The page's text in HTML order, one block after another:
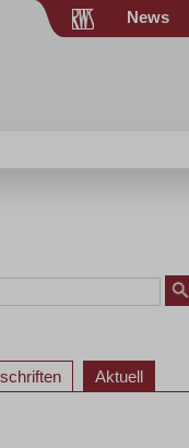
News
Aktuell